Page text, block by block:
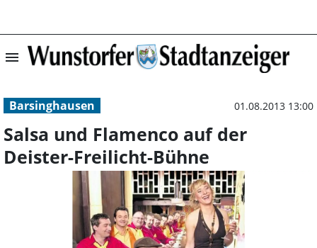
menu Salsa und
Barsinghausen 01.08.2013 13:00
Salsa und Flamenco auf der
Deister-Freilicht-Bühne